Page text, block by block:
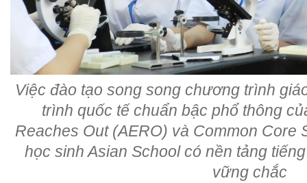
Việc đào tạo song song chương trình
trình quốc tế chuẩn bậc phổ thông
Reaches Out (AERO) và Common Core
học sinh Asian School có nền tảng
vững chắc